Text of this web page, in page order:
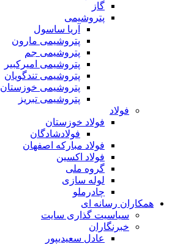
گاز
پتروشیمی
آریا ساسول
پتروشیمی مارون
پتروشیمی جم
پتروشیمی امیرکبیر
پتروشیمی تندگویان
پتروشیمی خوزستان
پتروشیمی تبریز
فولاد
فولاد خوزستان
فولادشادگان
فولاد مبارکه اصفهان
فولاد اکسین
گروه ملی
لوله سازی
چادرملو
همکاران رسانه ای
سیاسیت گذاری سایت
خبرنگاران
عادل سعیدیپور